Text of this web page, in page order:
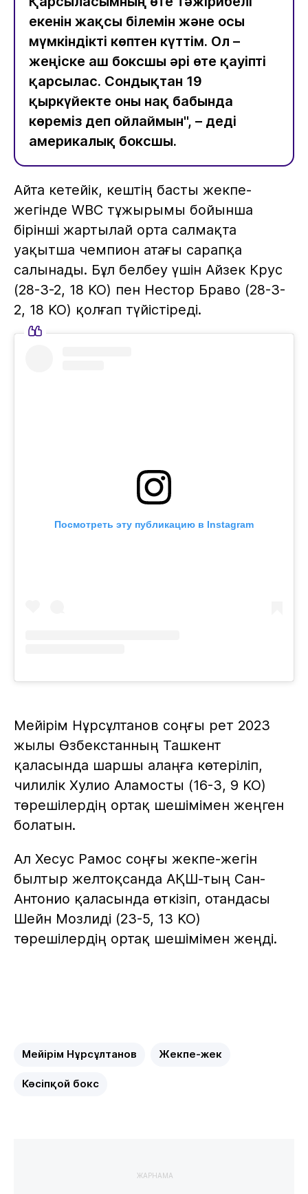
екенін жақсы білемін және осы
мүмкіндікті көптен күттім. Ол –
жеңіске аш боксшы әрі өте қауіпті
қарсылас. Сондықтан 19
қыркүйекте оны нақ бабында
көреміз деп ойлаймын", – деді
америкалық боксшы.
Айта кетейік, кештің басты жекпе-
жегінде WBC тұжырымы бойынша
бірінші жартылай орта салмақта
уақытша чемпион атағы сарапқа
салынады. Бұл белбеу үшін Айзек Крус
(28-3-2, 18 KO) пен Нестор Браво (28-3-
2, 18 KO) қолғап түйістіреді.
Посмотреть эту публикацию в Instagram
Мейірім Нұрсұлтанов соңғы рет 2023
жылы Өзбекстанның Ташкент
қаласында шаршы алаңға көтеріліп,
чилилік Хулио Аламосты (16-3, 9 KO)
төрешілердің ортақ шешімімен жеңген
болатын.
Ал Хесус Рамос соңғы жекпе-жегін
былтыр желтоқсанда АҚШ-тың Сан-
Антонио қаласында өткізіп, отандасы
Шейн Мозлиді (23-5, 13 KO)
төрешілердің ортақ шешімімен жеңді.
Мейірім Нұрсұлтанов Жекпе-жек
Кәсіпқой бокс
ЖАРНАМА